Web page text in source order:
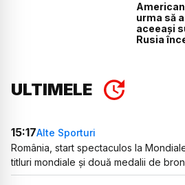
urma să
aceeași
Rusia
ULTIMELE
15:17Alte Sporturi
România, start spectaculos la
titluri mondiale și două medalii de